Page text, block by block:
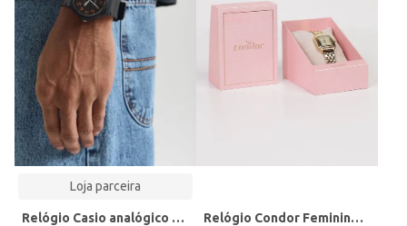
Loja parceira
Relógio Casio analógico MW-240-4BVDF-SC Relógio Condor Feminino DOURADO